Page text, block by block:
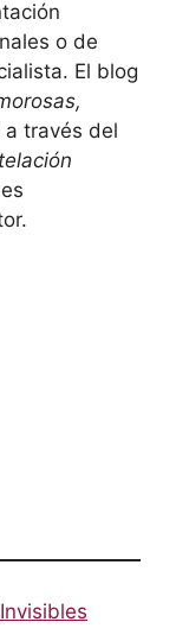
o de
El blog
a través del